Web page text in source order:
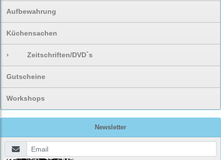
Aufbewahrung
Küchensachen
› Zeitschriften/DVD`s
Gutscheine
Workshops
Newsletter